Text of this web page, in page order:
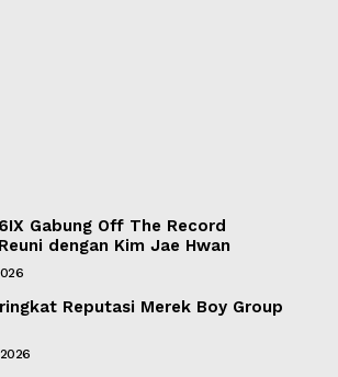
Gabung Off The Record
dengan Kim Jae Hwan
Reputasi Merek Boy Group